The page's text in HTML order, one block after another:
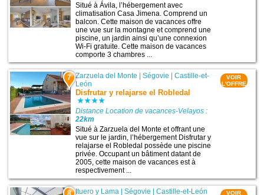
Situé à Ávila, l’hébergement avec
climatisation Casa Jimena. Comprend un
balcon. Cette maison de vacances offre
une vue sur la montagne et comprend une
piscine, un jardin ainsi qu’une connexion
Wi-Fi gratuite. Cette maison de vacances
comporte 3 chambres ...
7 Zarzuela del Monte |Ségovie |Castille-et-
León
Disfrutar y relajarse el Robledal
Distance Location de vacances-Velayos :
22km
Situé à Zarzuela del Monte et offrant une
vue sur le jardin, l’hébergement Disfrutar y
relajarse el Robledal possède une piscine
privée. Occupant un bâtiment datant de
2005, cette maison de vacances est à
respectivement ...
VOIR
L'OFFRE
8 Ituero y Lama |Ségovie |Castille-et-León
VOIR